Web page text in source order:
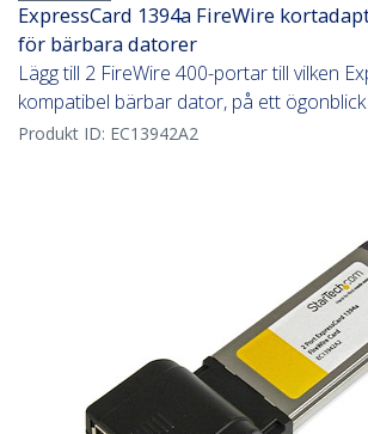
ExpressCard 1394a FireWire
för bärbara datorer
Lägg till 2 FireWire 400-portar till vilken
kompatibel bärbar dator, på ett ögonblick
Produkt ID: EC13942A2